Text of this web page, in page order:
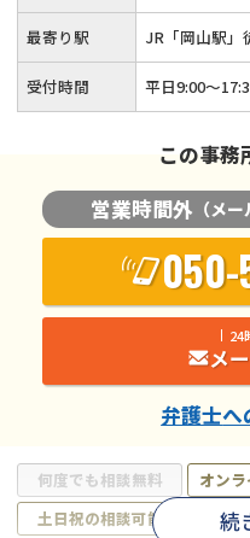
何度でも相談無料 オン
土日祝の相談可能
19時
続
最寄り駅 JR「岡山駅」
受付時間 平日9:00～
この事務
営業時間外 （メ
24
メ
弁護士へ